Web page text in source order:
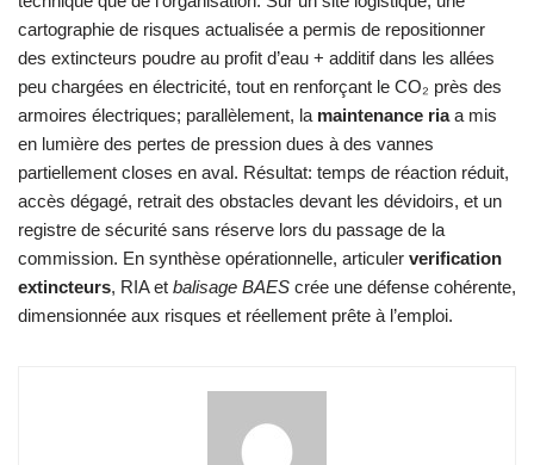
cartographie de risques actualisée a permis de repositionner
des extincteurs poudre au profit d’eau + additif dans les allées
peu chargées en électricité, tout en renforçant le CO₂ près des
armoires électriques; parallèlement, la maintenance riaa mis
en lumière des pertes de pression dues à des vannes
partiellement closes en aval. Résultat: temps de réaction réduit,
accès dégagé, retrait des obstacles devant les dévidoirs, et un
registre de sécurité sans réserve lors du passage de la
commission. En synthèse opérationnelle, articuler verification
extincteurs, RIA et balisage BAES crée une défense cohérente,
dimensionnée aux risques et réellement prête à l’emploi.